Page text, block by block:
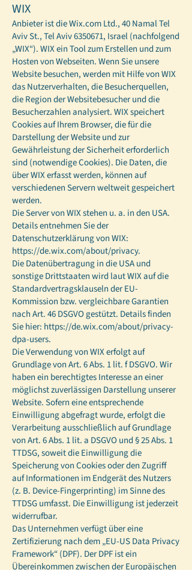
WIX
Anbieter ist die Wix.com Ltd., 40 Namal Tel
Aviv St., Tel Aviv6350671, Israel (nachfolgend
„WIX“). WIX ein Tool zum Erstellen und zum
Hosten von Webseiten. Wenn Sie unsere
Website besuchen, werden mit Hilfe von WIX
das Nutzerverhalten, die Besucherquellen,
die Region der Websitebesucher und die
Besucherzahlen analysiert. WIX speichert
Cookies auf Ihrem Browser, die für die
Darstellung der Website und zur
Gewährleistung der Sicherheit erforderlich
sind (notwendige Cookies). Die Daten, die
über WIX erfasst werden, können auf
verschiedenen Servern weltweit gespeichert
werden.
Die Server von WIX stehen u. a. in den USA.
Details entnehmen Sie der
Datenschutzerklärung von WIX:
https://de.wix.com/about/privacy.
Die Datenübertragung in die USA und
sonstige Drittstaaten wird laut WIX auf die
Standardvertragsklauseln der EU-
Kommission bzw. vergleichbare Garantien
nach Art. 46 DSGVO gestützt. Details finden
Sie hier: https://de.wix.com/about/privacy-
dpa-users.
Die Verwendung von WIX erfolgt auf
Grundlage von Art. 6 Abs. 1 lit. f DSGVO. Wir
haben ein berechtigtes Interesse an einer
möglichst zuverlässigen Darstellung unserer
Website. Sofern eine entsprechende
Einwilligung abgefragt wurde, erfolgt die
Verarbeitung ausschließlich auf Grundlage
von Art. 6 Abs. 1 lit. a DSGVO und § 25 Abs. 1
TTDSG, soweit die Einwilligung die
Speicherung von Cookies oder den Zugriff
auf Informationen im Endgerät des Nutzers
(z. B. Device-Fingerprinting) im Sinne des
TTDSG umfasst. Die Einwilligung ist jederzeit
widerrufbar.
Das Unternehmen verfügt über eine
Zertifizierung nach dem „EU-US Data Privacy
Framework“ (DPF). Der DPF ist ein
Übereinkommen zwischen der Europäischen